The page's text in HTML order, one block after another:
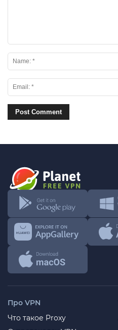
Про VPN
Что такое Proxy